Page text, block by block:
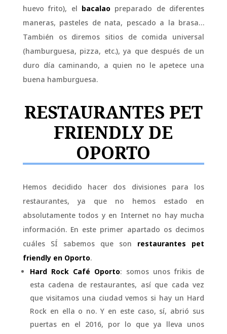
huevo frito), el bacalao preparado de diferentes
maneras, pasteles de nata, pescado a la brasa…
También os diremos sitios de comida universal
(hamburguesa, pizza, etc.), ya que después de un
duro día caminando, a quien no le apetece una
buena hamburguesa.
RESTAURANTES PET
FRIENDLY DE
OPORTO
Hemos decidido hacer dos divisiones para los
restaurantes, ya que no hemos estado en
absolutamente todos y en Internet no hay mucha
información. En este primer apartado os decimos
cuáles SÍ sabemos que son restaurantes pet
friendly en Oporto.
Hard Rock Café Oporto: somos unos frikis de
esta cadena de restaurantes, así que cada vez
que visitamos una ciudad vemos si hay un Hard
Rock en ella o no. Y en este caso, sí, abrió sus
puertas en el 2016, por lo que ya lleva unos